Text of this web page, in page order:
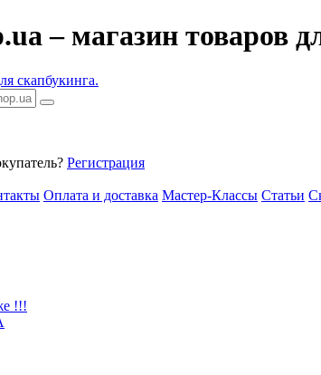
– магазин товаров
Регистрация
Оплата и доставка Мастер-Классы Статьи
!!!